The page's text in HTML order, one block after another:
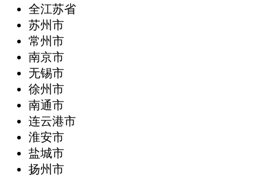
全江苏省
苏州市
常州市
南京市
无锡市
徐州市
南通市
连云港市
淮安市
盐城市
扬州市